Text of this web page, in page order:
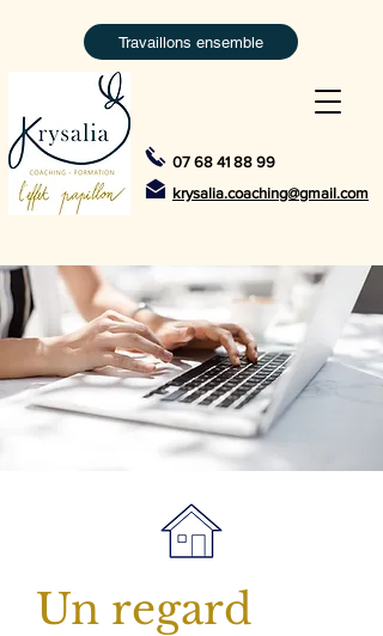
Travaillons ensemble
07 68 41 88 99
krysalia.coaching@gmail.com
Un regard